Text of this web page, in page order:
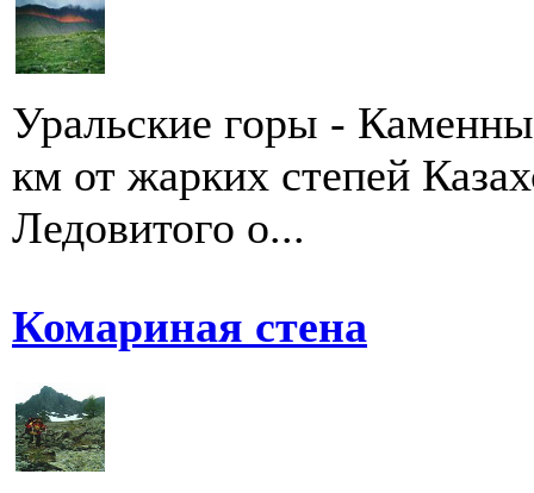
Уральские горы -
км от жарких степей
Ледовитого о...
Комариная стена